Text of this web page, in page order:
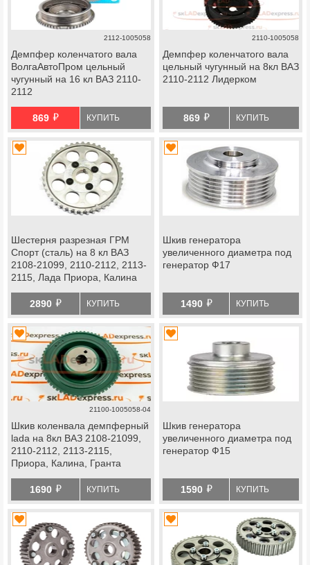
2112-1005058
Демпфер коленчатого вала
ВолгаАвтоПром цельный
чугунный на 16 кл ВАЗ 2110-
2112
869 й КУПИТЬ
2110-1005058
Демпфер коленчатого вала
цельный чугунный на 8кл ВАЗ
2110-2112 Лидерком
869 й КУПИТЬ
Шестерня разрезная ГРМ
Спорт (сталь) на 8 кл ВАЗ
2108-21099, 2110-2112, 2113-
2115, Лада Приора, Калина
2890 й КУПИТЬ
Шкив генератора
увеличенного диаметра под
генератор Ф17
1490 й КУПИТЬ
21100-1005058-04
Шкив коленвала демпферный
lada на 8кл ВАЗ 2108-21099,
2110-2112, 2113-2115,
Приора, Калина, Гранта
1690 й КУПИТЬ
Шкив генератора
увеличенного диаметра под
генератор Ф15
1590 й КУПИТЬ